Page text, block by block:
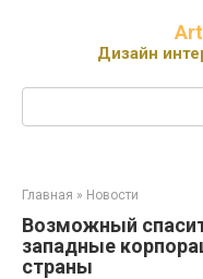
Дизайн
Главная » Новости
Возможный
западные
страны